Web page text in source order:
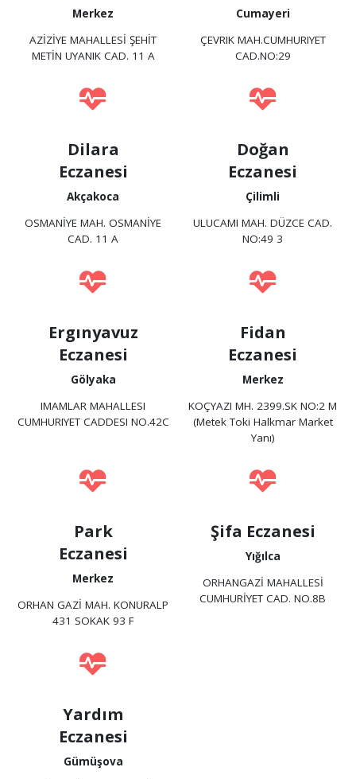
Merkez
AZİZİYE MAHALLESİ ŞEHİT
METİN UYANIK CAD. 11 A
Cumayeri
ÇEVRIK MAH.CUMHURIYET
CAD.NO:29
Dilara
Eczanesi
Akçakoca
OSMANİYE MAH. OSMANİYE
CAD. 11 A
Doğan
Eczanesi
Çilimli
ULUCAMI MAH. DÜZCE CAD.
NO:49 3
Ergınyavuz
Eczanesi
Gölyaka
IMAMLAR MAHALLESI
CUMHURIYET CADDESI NO.42C
Fidan
Eczanesi
Merkez
KOÇYAZI MH. 2399.SK NO:2 M
(Metek Toki Halkmar Market
Yanı)
Park
Eczanesi
Merkez
ORHAN GAZİ MAH. KONURALP
431 SOKAK 93 F
Şifa Eczanesi
Yığılca
ORHANGAZİ MAHALLESİ
CUMHURİYET CAD. NO.8B
Yardım
Eczanesi
Gümüşova